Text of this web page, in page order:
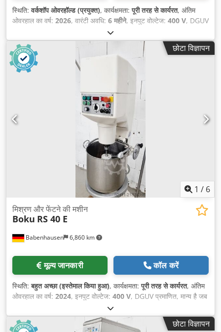
स्थिति:वर्कशॉप ओवरहॉल्ड (प्रयुक्त), कार्यक्षमता:पूरी तरह से कार्यरत, अंतिम
ओवरहाल का वर्ष: 2026, वारंटी अवधि: 6 महीने, इनपुट वोल्टेज: 400 V, DGUV
, कुल लंबाई:
किग्रा, कुल चौड़ाई:720 मिमी, कुल ऊँचाई:1,710 मिमी, इलेक्ट्रिकल फ्यूज:16
A, इनपुट आवृत्ति: , खाली वजन: छोटा विज्ञापन
1 / 6
Babenhausen 6,860 km
मिश्रण और फेंटने की मशीन
Boku RS 40 E
मूल्य जानकारी कॉल करें
स्थिति:बहुत अच्छा (इस्तेमाल किया हुआ), कार्यक्षमता:पूरी तरह से कार्यरत, अंतिम
ओवरहाल का वर्ष: 2024, इनपुट वोल्टेज: 400 V, DGUV प्रमाणित, मान्य है जब
285 किग्रा, इलेक्ट्रिकल फ्यूज:
आवृत्ति:50 Hz, खाली वजन:285 किग्रा,
छोटा विज्ञापन